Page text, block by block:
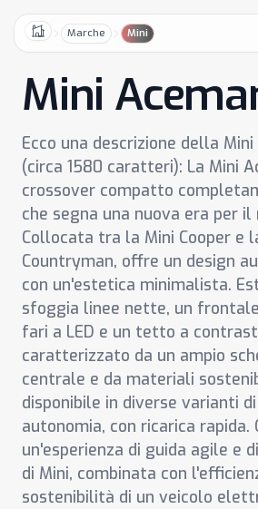
HomeMarche Mini
Mini
Ecco una descrizione della
(circa 1580 caratteri): La Mini
crossover compatto
che segna una nuova era per il
Collocata tra la Mini Cooper e
Countryman, offre un design
con un'estetica minimalista.
sfoggia linee nette, un
fari a LED e un tetto a
caratterizzato da un ampio
centrale e da materiali
disponibile in diverse varianti
autonomia, con ricarica rapida.
un'esperienza di guida agile e
di Mini, combinata con
sostenibilità di un veicolo